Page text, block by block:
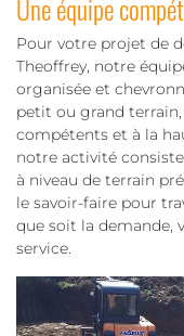
Une équipe
Pour votre projet de
Theoffrey, notre
organisée et
petit ou grand
compétents et à la
notre activité
à niveau de terrain
le savoir-faire pour
que soit la demande,
service.